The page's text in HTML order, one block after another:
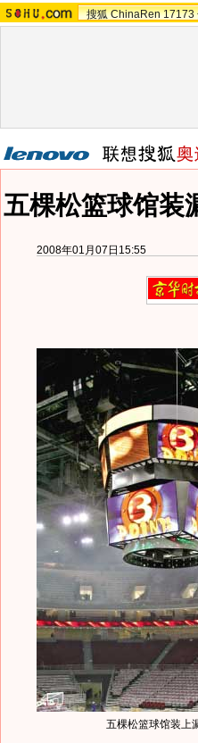
搜狐 ChinaRen 17173
五棵松篮球馆装
2008年01月07日15:55
五棵松篮球馆装上